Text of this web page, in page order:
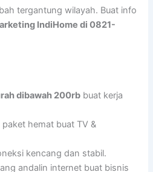
tergantung wilayah. Buat info
IndiHome di 0821-
dibawah 200rb buat kerja
hemat buat TV &
kencang dan stabil.
andalin internet buat bisnis